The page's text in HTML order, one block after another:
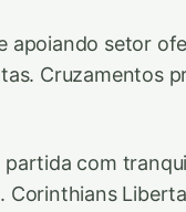
apoiando setor
Cruzamentos
com